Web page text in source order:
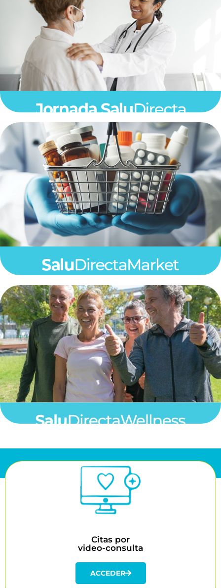
Lleva la atención de salud a tu comunidad, con
eventos presenciales en las instalaciones de tu
Universidad, institución o empresa, que permitirá a
profesionales y proveedores de servicios de
prestigio, atender a pacientes que lo requieren en
condiciones especiales.
SaluDirectaMarket
Todo lo que necesites en ofertas de productos
y equipos de Salud en el 1er. Marketplace
especializado con proveedores de prestigio.
Ver Mas
SaluDirectaWellness
Con a nuestras alianzas estratégicas con
líderes internacionales, ponemos a tu alcance
soluciones que te permiten optimizar tu
salud
Ver Mas
Citas por
video-consulta
ACCEDER
Citas por
video-consulta
Puedes programar tu cita con el especialista de la
desde cualquier lugar.